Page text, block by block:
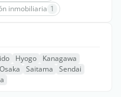
inmobiliaria 1
Hyogo
Kanagawa
Osaka Saitama
Sendai